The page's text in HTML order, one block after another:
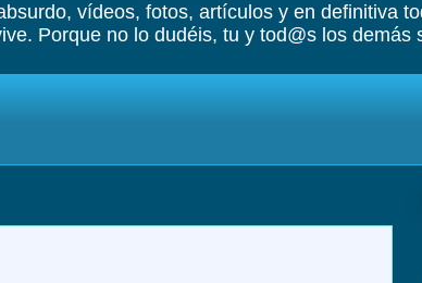
vídeos, fotos, artículos y en definitiva
Porque no lo dudéis, tu y tod@s los demás